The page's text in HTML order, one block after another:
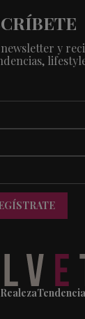
y
Realeza